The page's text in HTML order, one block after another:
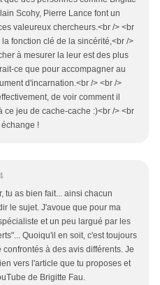
Scohy, Pierre Lance font un
valeureux chercheurs.<br /> <br
fonction clé de la sincérité,<br />
à mesurer la leur est des plus
ce que pour accompagner au
d'incarnation.<br /> <br />
de voir comment il
ce jeu de cache-cache :)<br /> <br
!
tu as bien fait... ainsi chacun
le sujet. J'avoue que pour ma
et un peu largué par les
Quoiqu'il en soit, c'est toujours
confrontés à des avis différents. Je
vers l'article que tu proposes et
de Brigitte Fau.